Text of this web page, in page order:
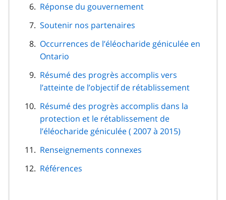
Réponse du gouvernement
Soutenir nos partenaires
Occurrences de l’éléocharide géniculée en
Ontario
Résumé des progrès accomplis vers
l’atteinte de l’objectif de rétablissement
Résumé des progrès accomplis dans la
protection et le rétablissement de
l’éléocharide géniculée ( 2007 à 2015)
Renseignements connexes
Références